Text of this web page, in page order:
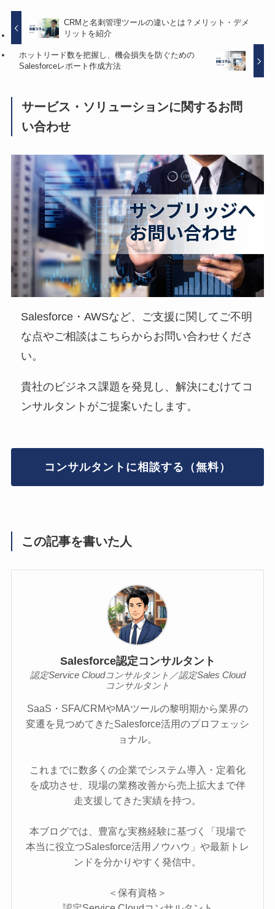
CRMと名刺管理ツールの違いとは？メリット・デメ
リットを紹介
ホットリード数を把握し、機会損失を防ぐための
Salesforceレポート作成方法
サービス・ソリューションに関するお問
い合わせ
Salesforce・AWSなど、ご支援に関してご不明
な点やご相談はこちらからお問い合わせくださ
い。
貴社のビジネス課題を発見し、解決にむけてコ
ンサルタントがご提案いたします。
コンサルタントに相談する（無料）
この記事を書いた人
Salesforce認定コンサルタント
認定Service Cloudコンサルタント／認定Sales Cloud
コンサルタント
SaaS・SFA/CRMやMAツールの黎明期から業界の
変遷を見つめてきたSalesforce活用のプロフェッシ
ョナル。
これまでに数多くの企業でシステム導入・定着化
を成功させ、現場の業務改善から売上拡大まで伴
走支援してきた実績を持つ。
本ブログでは、豊富な実務経験に基づく「現場で
本当に役立つSalesforce活用ノウハウ」や最新トレ
ンドを分かりやすく発信中。
＜保有資格＞